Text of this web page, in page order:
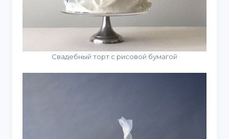
Свадебный торт с рисовой бумагой